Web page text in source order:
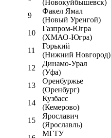
(Новокуйбышевск)
9
Факел Ямал
(Новый Уренгой)
10
Газпром-Югра
(ХМАО-Югра)
11
Горький
(Нижний Новгород)
12
Динамо-Урал
(Уфа)
13
Оренбуржье
(Оренбург)
14
Кузбасс
(Кемерово)
15
Ярославич
(Ярославль)
МГТУ